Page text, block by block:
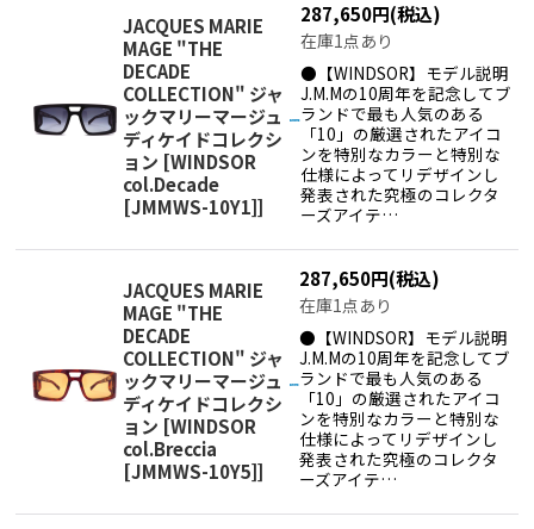
JACQUES MARIE
MAGE "THE
DECADE
COLLECTION" ジャ
ックマリーマージュ
ディケイドコレクシ
ョン [WINDSOR
col.Decade
[JMMWS-10Y1]]
287,650円(税込)
在庫1点あり
●【WINDSOR】モデル説明
J.M.Mの10周年を記念してブ
ランドで最も人気のある
「10」の厳選されたアイコ
ンを特別なカラーと特別な
仕様によってリデザインし
発表された究極のコレクタ
ーズアイテ…
JACQUES MARIE
MAGE "THE
DECADE
COLLECTION" ジャ
ックマリーマージュ
ディケイドコレクシ
ョン [WINDSOR
col.Breccia
[JMMWS-10Y5]]
287,650円(税込)
在庫1点あり
●【WINDSOR】モデル説明
J.M.Mの10周年を記念してブ
ランドで最も人気のある
「10」の厳選されたアイコ
ンを特別なカラーと特別な
仕様によってリデザインし
発表された究極のコレクタ
ーズアイテ…